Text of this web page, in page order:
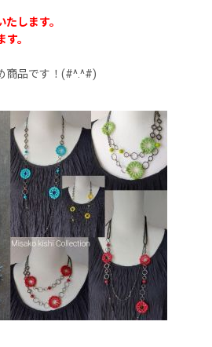
します。
。
商品です！(#^.^#)